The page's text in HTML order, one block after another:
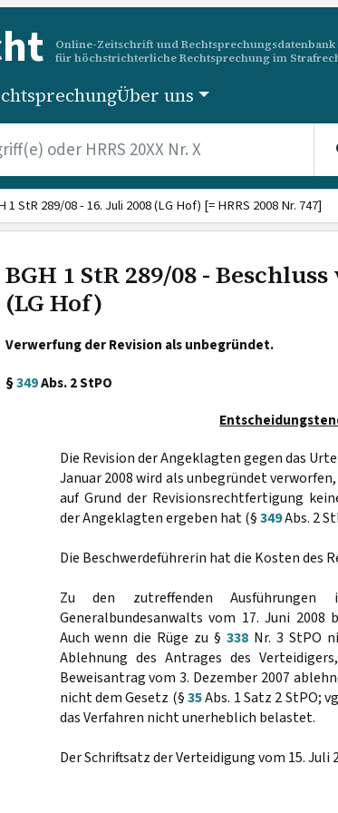
Online-Zeitschrift und Rechtsprechungsdatenbank
für höchstrichterliche Rechtsprechung im
Über uns
1 StR 289/08 - 16. Juli 2008 (LG Hof) [= HRRS 2008 Nr. 747]
BGH 1 StR 289/08 -
(LG Hof)
Verwerfung der Revision als unbegründet.
§349Abs. 2 StPO
Die Revision der Angeklagten gegen das
Januar 2008 wird als unbegründet
auf Grund der Revisionsrechtfertigung
der Angeklagten ergeben hat (§349Abs. 2
Die Beschwerdeführerin hat die Kosten des
Zu den zutreffenden
Generalbundesanwalts vom 17. Juni 2008
Auch wenn die Rüge zu §338 Nr. 3 StPO
Ablehnung des Antrages des
Beweisantrag vom 3. Dezember 2007
nicht dem Gesetz (§35Abs. 1 Satz 2 StPO;
das Verfahren nicht unerheblich belastet.
Der Schriftsatz der Verteidigung vom 15. Juli